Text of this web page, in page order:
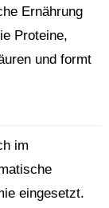
Ernährung
Proteine,
und formt
im
eingesetzt.